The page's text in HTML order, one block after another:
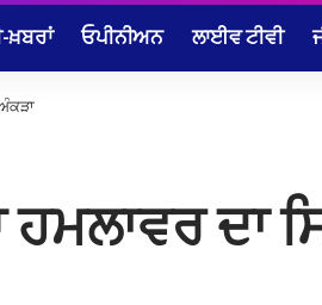
ਖ਼ਬਰਾਂ ਓਪੀਨੀਅਨ ਲਾਈਵ ਟੀਵੀ
ਦਾ